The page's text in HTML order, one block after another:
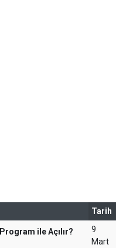
Tarih
ile Açılır?
9
Mart